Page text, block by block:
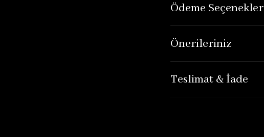
Ödeme
Önerileriniz
Teslimat & İade